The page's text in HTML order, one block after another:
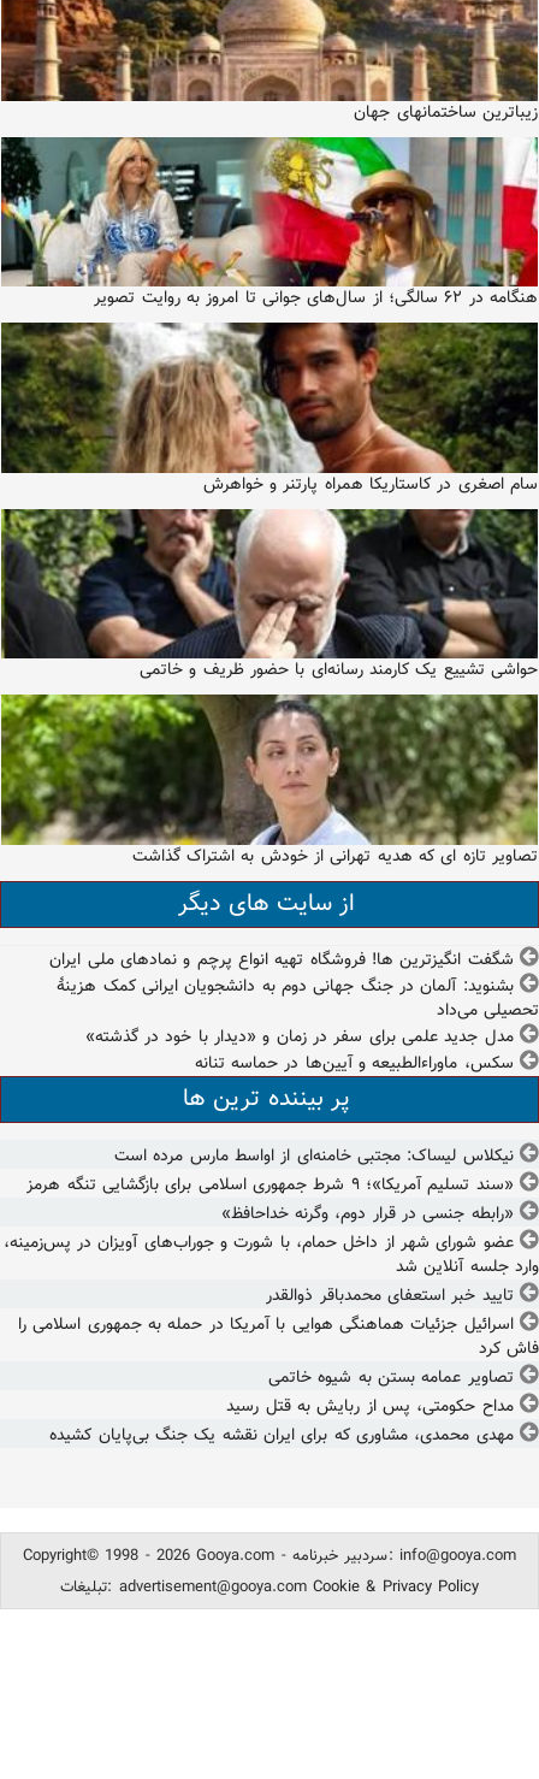
زیباترین ساختمانهای جهان
هنگامه در ۶۲ سالگی؛ از سال‌های جوانی تا امروز به روایت تصویر
سام اصغری در کاستاریکا همراه پارتنر و خواهرش
حواشی تشییع یک کارمند رسانه‌ای با حضور ظریف و خاتمی
تصاویر تازه ای که هدیه تهرانی از خودش به اشتراک گذاشت
از سایت های دیگر
شگفت انگیزترین ها! فروشگاه تهیه انواع پرچم و نمادهای ملی ایران
بشنوید: آلمان در جنگ جهانی دوم به دانشجویان ایرانی کمک هزینۀ
تحصیلی می‌داد
مدل جدید علمی برای سفر در زمان و «دیدار با خود در گذشته»
سکس، ماوراءالطبیعه و آیین‌ها در حماسه تنانه
پر بیننده ترین ها
نیکلاس لیساک: مجتبی خامنه‌ای از اواسط مارس مرده است
«سند تسلیم آمریکا»؛ ۹ شرط جمهوری اسلامی برای بازگشایی تنگه هرمز
«رابطه جنسی در قرار دوم، وگرنه خداحافظ»
عضو شورای شهر از داخل حمام، با شورت و جوراب‌های آویزان در پس‌زمینه،
وارد جلسه آنلاین شد
تایید خبر استعفای محمدباقر ذوالقدر
اسرائیل جزئیات هماهنگی هوایی با آمریکا در حمله به جمهوری اسلامی را
فاش کرد
تصاویر عمامه بستن به شیوه خاتمی
مداح حکومتی، پس از ربایش به قتل رسید
مهدی محمدی، مشاوری که برای ایران نقشه یک جنگ بی‌پایان کشیده
Copyright© 1998 - 2026 Gooya.com - سردبیر خبرنامه: info@gooya.com
تبلیغات: advertisement@gooya.com Cookie & Privacy Policy